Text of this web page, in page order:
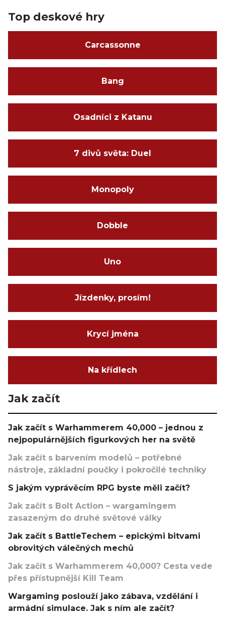
Top deskové hry
Carcassonne
Bang
Osadníci z Katanu
7 divů světa: Duel
Monopoly
Dobble
Uno
Jízdenky, prosím!
Krycí jména
Na křídlech
Jak začít
Jak začít s Warhammerem 40,000 – jednou z
nejpopulárnějších figurkových her na světě
Jak začít s barvením modelů – potřebné
nástroje, základní poučky i pokročilé techniky
S jakým vyprávěcím RPG byste měli začít?
Jak začít s Bolt Action – wargamingem
zasazeným do druhé světové války
Jak začít s BattleTechem – epickými bitvami
obrovitých válečných mechů
Jak začít s Warhammerem 40,000? Cesta vede
přes přístupnější Kill Team
Wargaming poslouží jako zábava, vzdělání i
armádní simulace. Jak s ním ale začít?